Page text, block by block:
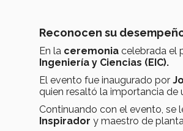
Reconocen su
En la ceremonia celebrada el
Ingeniería y Ciencias (EIC).
El evento fue inaugurado por
quien resaltó la importancia de
Continuando con el evento, se
Inspirador y maestro de